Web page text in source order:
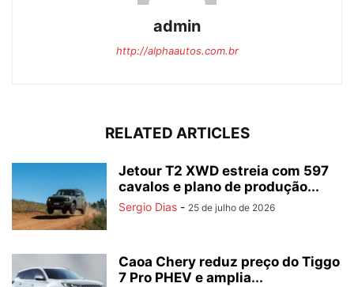
admin
http://alphaautos.com.br
RELATED ARTICLES
Jetour T2 XWD estreia com 597
cavalos e plano de produção...
Sergio Dias - 25 de julho de 2026
Caoa Chery reduz preço do Tiggo
7 Pro PHEV e amplia...